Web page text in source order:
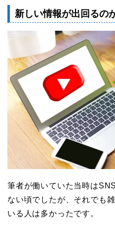
新しい情報が出回るの
筆者が働いていた当時は
ない頃でしたが、それでも
いる人は多かったです。